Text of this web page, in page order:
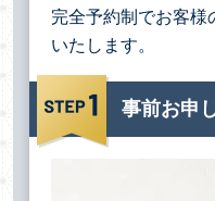
完全予約制でお客様
いたします。
事前お申